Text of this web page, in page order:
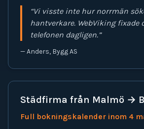
“Vi visste inte hur norrmän
hantverkare. WebViking fixade
telefonen dagligen.”
—Anders, Bygg AS
Städfirma från Malmö →
Full bokningskalender inom 4